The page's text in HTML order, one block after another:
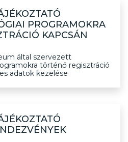
PROGRAMOKRA
KAPCSÁN
által szervezett
történő regisztráció
adatok kezelése